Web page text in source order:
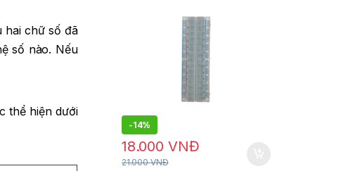
hai chữ số đã
số nào. Nếu
thể hiện dưới
-14%
18.000 VNĐ
21.000VNĐ